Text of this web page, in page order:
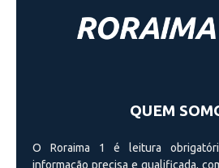
QUEM
O Roraima 1 é leitura
informação precisa e qualificada,